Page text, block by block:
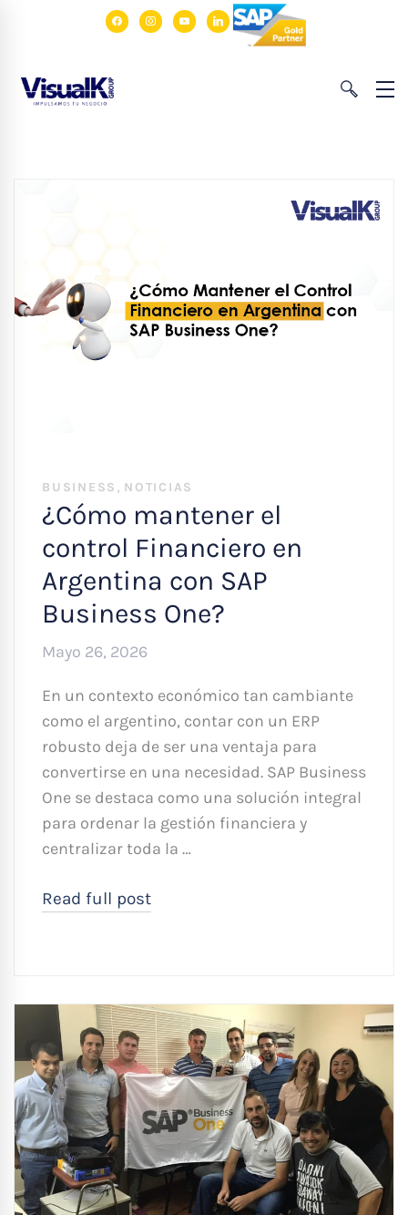
facebookinstagram
youtubelinkedin
BUSINESS , NOTICIAS
¿Cómo mantener el
control Financiero en
Argentina con SAP
Business One?
Mayo 26, 2026
En un contexto económico tan cambiante
como el argentino, contar con un ERP
robusto deja de ser una ventaja para
convertirse en una necesidad. SAP Business
One se destaca como una solución integral
para ordenar la gestión financiera y
centralizar toda la …
Read full post